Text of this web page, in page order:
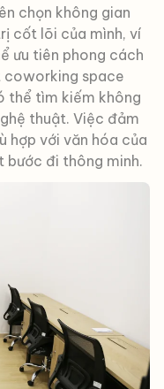
chọn không gian
cốt lõi của mình, ví
ưu tiên phong cách
coworking space
thể tìm kiếm không
thuật. Việc đảm
hợp với văn hóa của
đi thông minh.